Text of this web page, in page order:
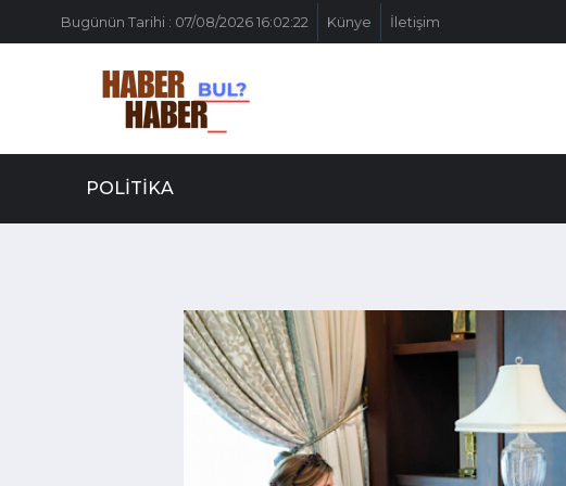
Bugünün Tarihi : 07/08/2026 16:02:22 Künye İletişim
POLITIKA